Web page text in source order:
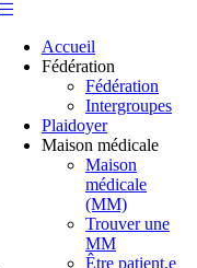
Accueil
Fédération
Fédération
Intergroupes
Plaidoyer
Maison médicale
Maison
médicale
(MM)
Trouver une
MM
Être patient.e